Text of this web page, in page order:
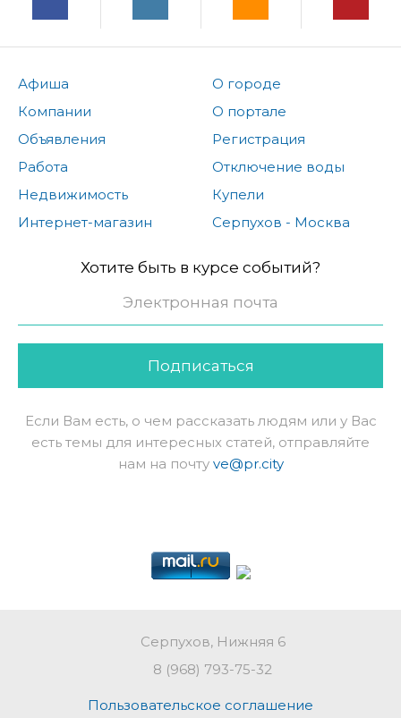
Афиша
Компании
Объявления
Работа
Недвижимость
Интернет-магазин
О городе
О портале
Регистрация
Отключение воды
Купели
Серпухов - Москва
Хотите быть в курсе событий?
Подписаться
Если Вам есть, о чем рассказать людям или у Вас
есть темы для интересных статей, отправляйте
нам на почту ve@pr.city
Серпухов, Нижняя 6
8 (968) 793-75-32
Пользовательское соглашение